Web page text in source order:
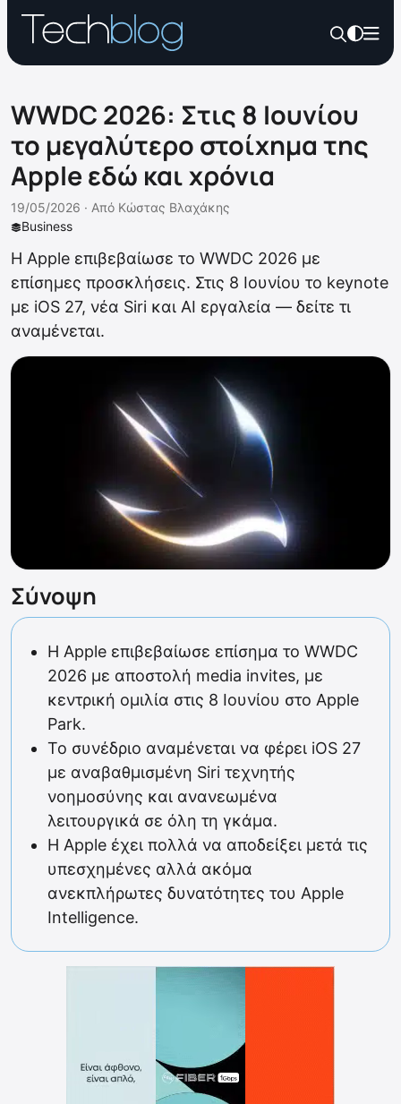
WWDC 2026: Στις 8 Ιουνίου
το μεγαλύτερο στοίχημα της
Apple εδώ και χρόνια
Business
19/05/2026 · Από Κώστας Βλαχάκης
Η Apple επιβεβαίωσε το WWDC 2026 με
επίσημες προσκλήσεις. Στις 8 Ιουνίου το keynote
με iOS 27, νέα Siri και AI εργαλεία — δείτε τι
αναμένεται.
Σύνοψη
Η Apple επιβεβαίωσε επίσημα το WWDC
2026 με αποστολή media invites, με
κεντρική ομιλία στις 8 Ιουνίου στο Apple
Park.
Το συνέδριο αναμένεται να φέρει iOS 27
με αναβαθμισμένη Siri τεχνητής
νοημοσύνης και ανανεωμένα
λειτουργικά σε όλη τη γκάμα.
Η Apple έχει πολλά να αποδείξει μετά τις
υπεσχημένες αλλά ακόμα
ανεκπλήρωτες δυνατότητες του Apple
Intelligence.